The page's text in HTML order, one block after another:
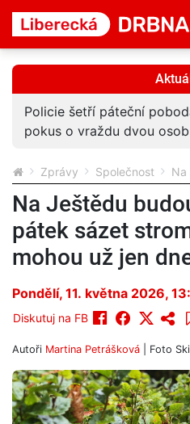
Policie šetří páteční
pokus o vraždu dvou osob
Zprávy Společnost Na
Na Ještědu
pátek sázet
mohou už jen
Pondělí, 11. května 2026,
Diskutuj na FB
Autoři Martina Petrášková | Foto